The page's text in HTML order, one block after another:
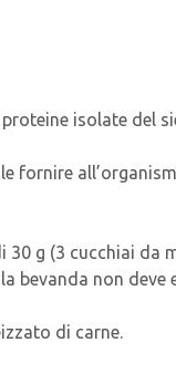
isolate
fornire
g (3 cucchiai da
non
di carne.